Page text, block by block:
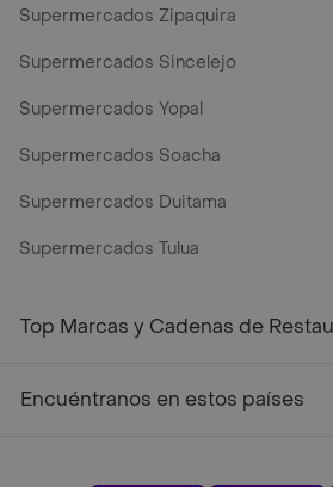
Supermercados Zipaquira
Supermercados Sincelejo
Supermercados Yopal
Supermercados Soacha
Supermercados Duitama
Supermercados Tulua
Top Marcas y Cadenas de
Encuéntranos en estos países